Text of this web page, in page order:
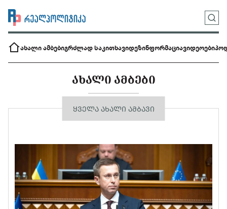
ახალი ამბებიგრძლად საკითხავიდეზინფორმაციავიდეოები
ᲐᲮᲐᲚᲘ ᲐᲛᲑᲔᲑᲘ
ᲧᲕᲔᲚᲐ ᲐᲮᲐᲚᲘ ᲐᲛᲑᲐᲕᲘ